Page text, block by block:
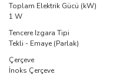
Toplam Elektrik Gücü (kW)
1 W
Tencere Izgara Tipi
Tekli - Emaye (Parlak)
Çerçeve
İnoks Çerçeve